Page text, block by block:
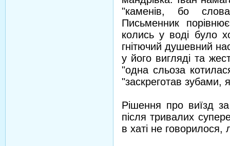
"каменів, бо
Письменник
колись у воді було
гнітючий душевний
у його вигляді та
"одна сльоза
"заскреготав зубами,
Рішення про виїзд
після тривалих
в хаті не